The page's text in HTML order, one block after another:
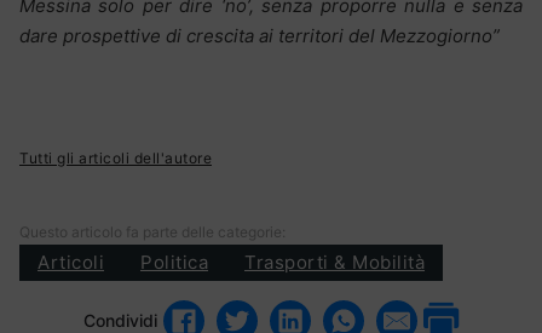
Messina solo per dire ‘no’, senza proporre nulla e senza
dare prospettive di crescita ai territori del Mezzogiorno”
Tutti gli articoli dell'autore
Questo articolo fa parte delle categorie:
Articoli Politica Trasporti & Mobilità
Condividi